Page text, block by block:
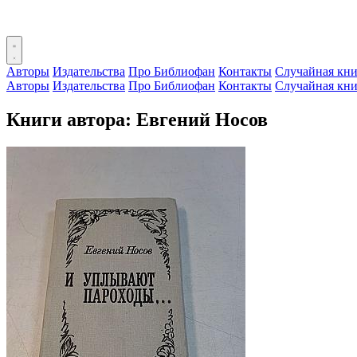
Авторы Издательства Про Библиофан Контакты Случайная
Авторы Издательства Про Библиофан Контакты Случайная
Книги автора: Евгений Носов